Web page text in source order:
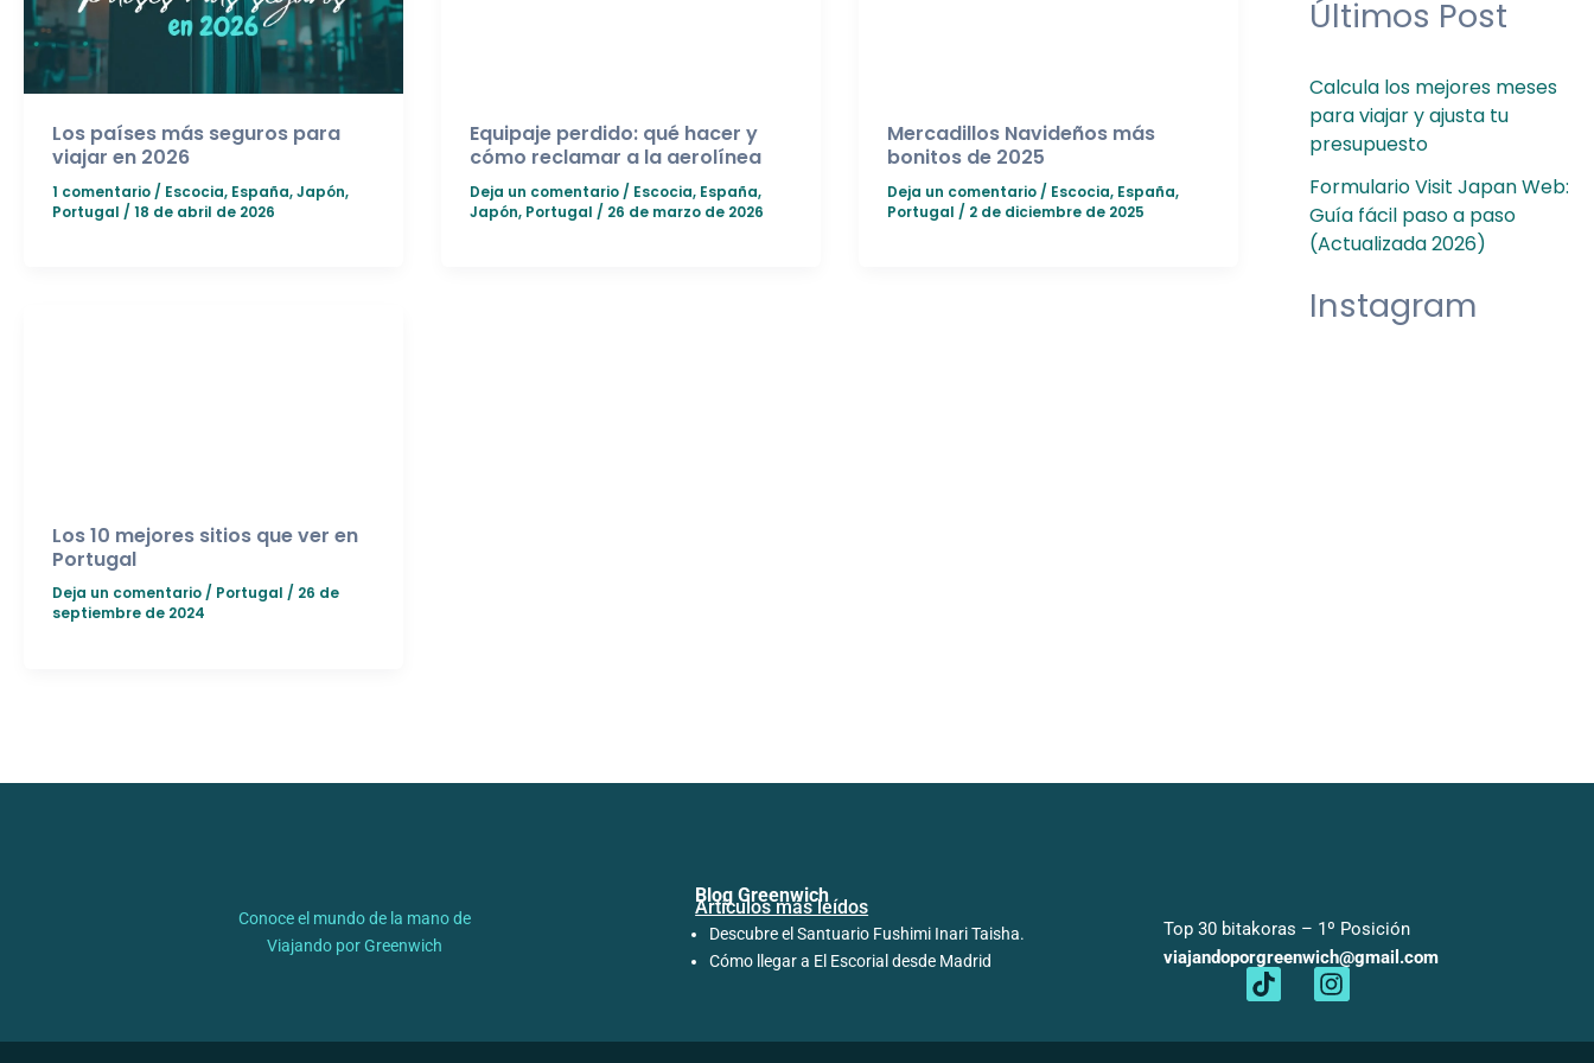
Los países más seguros para
viajar en 2026
1 comentario / Escocia, España,Japón,
Portugal / 18 de abril de 2026
Equipaje perdido: qué hacer y
cómo reclamar a la aerolínea
Deja un comentario / Escocia, España,
Japón, Portugal / 26 de marzo de 2026
Mercadillos Navideños más
bonitos de 2025
Deja un comentario / Escocia, España,
Portugal / 2 de diciembre de 2025
Los 10 mejores sitios que ver en
Portugal
Deja un comentario / Portugal / 26 de
septiembre de 2024
Últimos Post
Calcula los mejores meses
para viajar y ajusta tu
presupuesto
Formulario Visit Japan Web:
Guía fácil paso a paso
(Actualizada 2026)
Instagram
Conoce el mundo de la mano de
Viajando por Greenwich
Blog Greenwich
Artículos más leídos
Descubre el Santuario Fushimi Inari Taisha.
Cómo llegar a El Escorial desde Madrid
Top 30 bitakoras – 1º Posición
viajandoporgreenwich@gmail.com
T
k
I
s